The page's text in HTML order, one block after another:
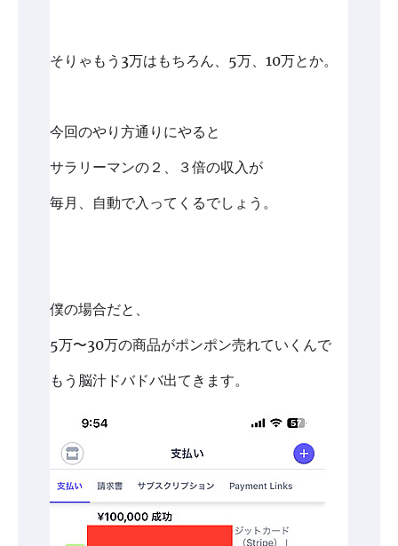
そりゃもう3万はもちろん、5万、10万とか。
今回のやり方通りにやると
サラリーマンの２、３倍の収入が
毎月、自動で入ってくるでしょう。
僕の場合だと、
5万〜30万の商品がポンポン売れていくんで
もう脳汁ドバドバ出てきます。